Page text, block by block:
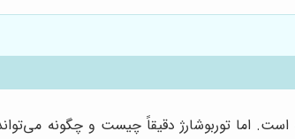
اما توربوشارژ دقیقاً چیست و چگونه